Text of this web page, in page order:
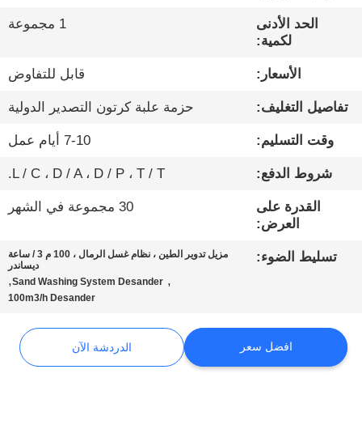
معلومات
جولة
في
المعمل
مراقبة
الجودة
بنا
الحد الأدنى
لكمية:
1 مجموعة
الأسعار: قابل للتفاوض
تفاصيل التغليف: حزمة علبة كرتون التصدير الدولية
وقت التسليم: 7-10 أيام عمل
شروط الدفع: L / C ، D / A ، D / P ، T / T.
القدرة على
العرض:
30 مجموعة في الشهر
تسليط الضوء:
مزيل تدوير الطين ، نظام غسل الرمال ، 100 م 3 / ساعة
ديساندر
,
Sand Washing System Desander
,
100m3/h Desander
افضل سعر الدردشة الآن